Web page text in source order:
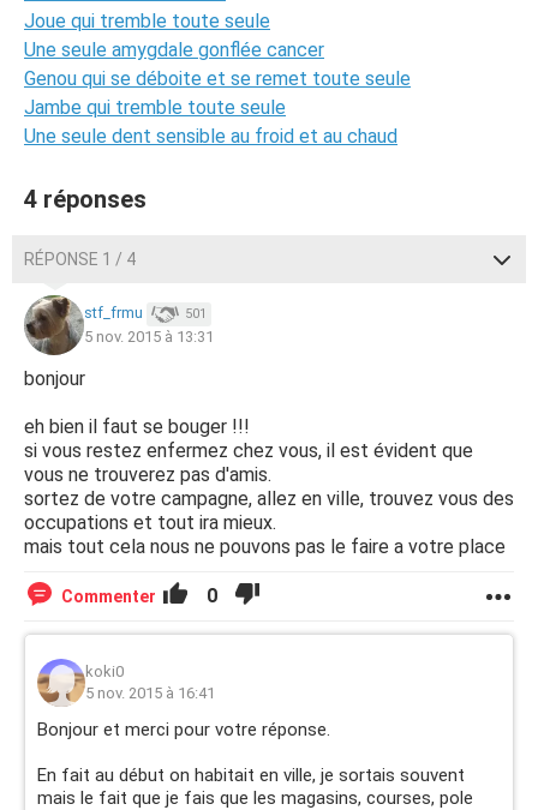
Joue qui tremble toute seule
Une seule amygdale gonflée cancer
Genou qui se déboite et se remet toute seule
Jambe qui tremble toute seule
Une seule dent sensible au froid et au chaud
4 réponses
RÉPONSE 1 / 4
stf_frmu 501
5 nov. 2015 à 13:31
bonjour
eh bien il faut se bouger !!!
si vous restez enfermez chez vous, il est évident que
vous ne trouverez pas d'amis.
sortez de votre campagne, allez en ville, trouvez vous des
occupations et tout ira mieux.
mais tout cela nous ne pouvons pas le faire a votre place
Commenter 0
koki0
5 nov. 2015 à 16:41
Bonjour et merci pour votre réponse.
En fait au début on habitait en ville, je sortais souvent
mais le fait que je fais que les magasins, courses, pole